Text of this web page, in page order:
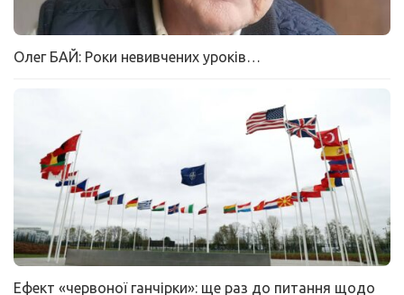
Олег БАЙ: Роки невивчених уроків…
Ефект «червоної ганчірки»: ще раз до питання щодо